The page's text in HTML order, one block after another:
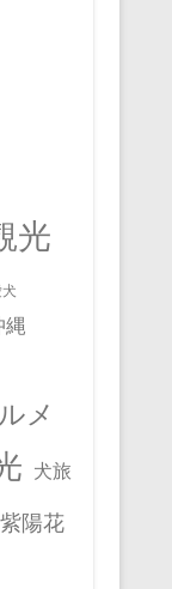
光
縄
メ
犬旅
紫陽花